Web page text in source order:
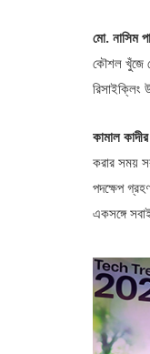
মো. নাসিম
কৌশল খুঁজে
রিসাইক্লিং
কামাল
করার সময়
পদক্ষেপ
একসঙ্গে